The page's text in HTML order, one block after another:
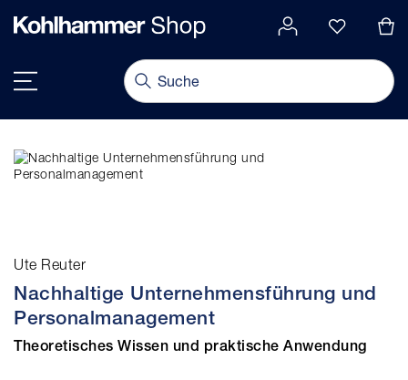
springen
Ute Reuter
Nachhaltige Unternehmensführung und
Personalmanagement
Theoretisches Wissen und praktische Anwendung